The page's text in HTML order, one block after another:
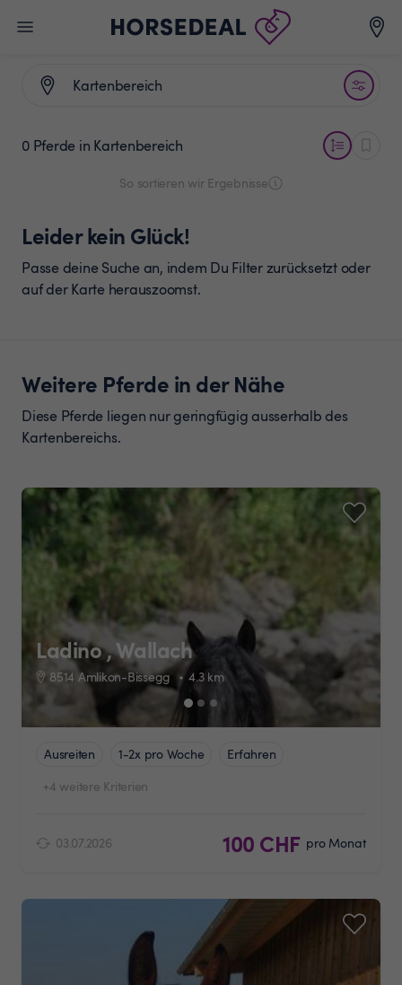
0 Pferde in Kartenbereich
So sortieren wir Ergebnisse
Leider kein Glück!
Passe deine Suche an, indem Du Filter zurücksetzt oder
auf der Karte herauszoomst.
Weitere Pferde in der Nähe
Diese Pferde liegen nur geringfügig ausserhalb des
Kartenbereichs.
Ladino , Wallach
8514 Amlikon-Bissegg 4.3km
Ausreiten 1-2x pro Woche
Erfahren
+4 weitere Kriterien
03.07.2026 100 CHF pro Monat